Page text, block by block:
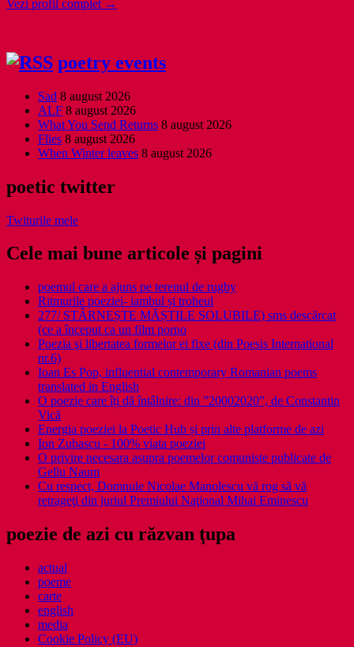
Vezi profil complet →
poetry events
Sad 8 august 2026
ALF 8 august 2026
What You Send Returns 8 august 2026
Flies 8 august 2026
When Winter leaves 8 august 2026
poetic twitter
Twiturile mele
Cele mai bune articole și pagini
poemul care a ajuns pe terenul de rugby
Ritmurile poeziei- iambul și troheul
277/ STÂRNEȘTE MĂȘTILE SOLUBILE) sms descărcat
(ce a început ca un film porno
Poezia şi libertatea formelor ei fixe (din Poesis International
nr.6)
Ioan Es Pop, influential contemporary Romanian poems
translated in English
O poezie care îți dă întâlnire: din ”20002020”, de Constantin
Vică
Energia poeziei la Poetic Hub și prin alte platforme de azi
Ion Zubascu - 100% viata poeziei
O privire necesara asupra poemelor comuniste publicate de
Gellu Naum
Cu respect, Domnule Nicolae Manolescu vă rog să vă
retrageţi din juriul Premiului Naţional Mihai Eminescu
poezie de azi cu răzvan ţupa
actual
poeme
carte
english
media
Cookie Policy (EU)